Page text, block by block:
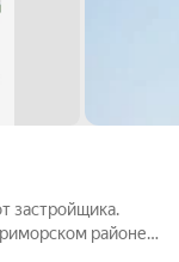
застpойщикa.